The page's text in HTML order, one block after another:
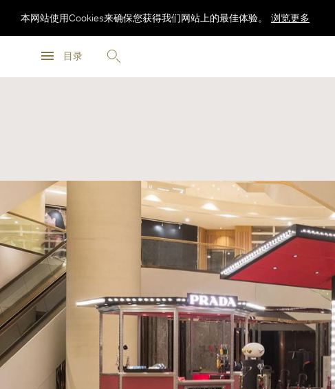
目录
本网站使用Cookies来确保您获得我们网站上的最佳体验。 浏览更多